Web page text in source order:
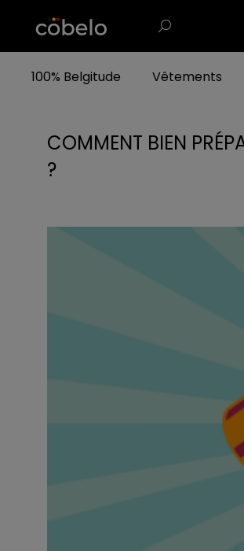
100% Belgitude Vêtements
COMMENT BIEN
?